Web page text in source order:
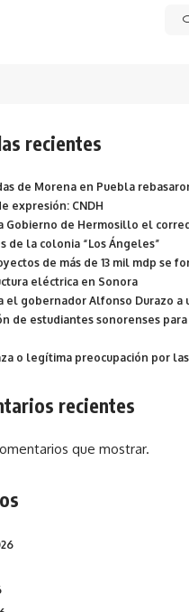
recientes
de Morena en Puebla
expresión: CNDH
Gobierno de Hermosillo el
de la colonia “Los Ángeles”
de más de 13 mil mdp se
eléctrica en Sonora
el gobernador Alfonso Durazo a
de estudiantes sonorenses para
o legítima preocupación por las
recientes
que mostrar.